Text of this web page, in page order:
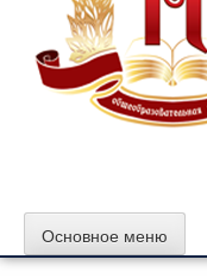
Основное меню